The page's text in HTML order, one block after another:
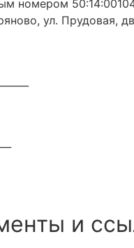
номером
ул. Прудовая,
и